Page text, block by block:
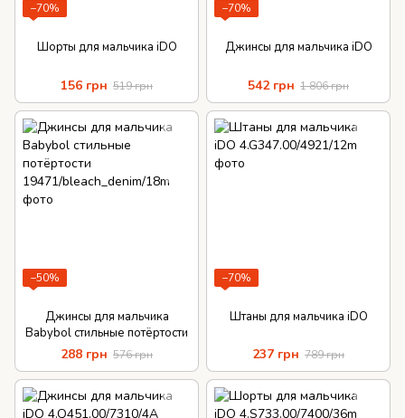
−70%
Шорты для мальчика iDO
156 грн 519 грн
−70%
Джинсы для мальчика iDO
542 грн 1 806 грн
−50%
Джинсы для мальчика
Babybol стильные потёртости
288 грн 576 грн
−70%
Штаны для мальчика iDO
237 грн 789 грн